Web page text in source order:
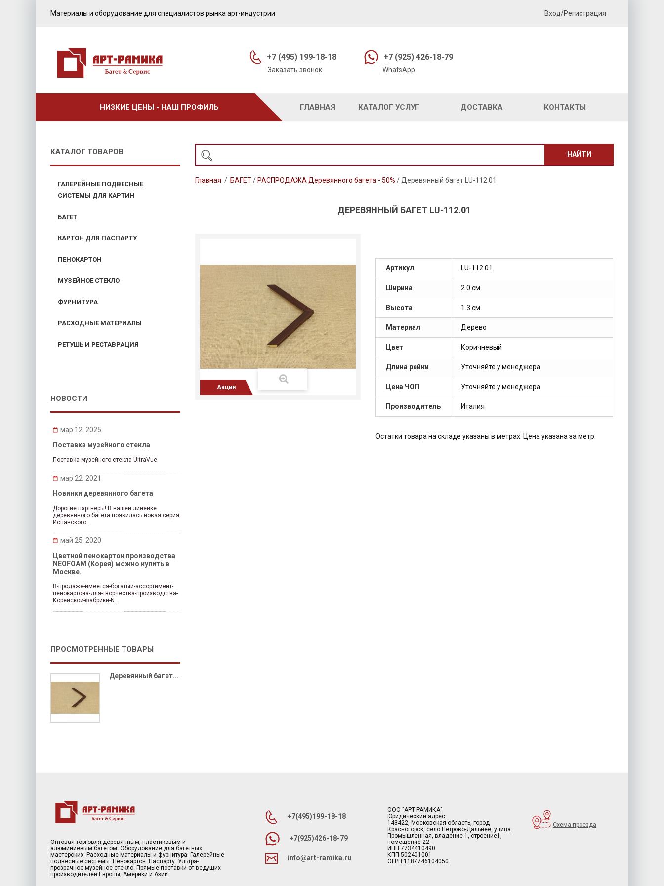
Материалы и оборудование для специалистов рынка арт-индустрии Вход/Регистрация
+7 (495) 199-18-18
Заказать звонок
+7 (925) 426-18-79
WhatsApp
НИЗКИЕ ЦЕНЫ - НАШ ПРОФИЛЬ ГЛАВНАЯ КАТАЛОГ УСЛУГ ДОСТАВКА КОНТАКТЫ
КАТАЛОГ ТОВАРОВ
ГАЛЕРЕЙНЫЕ ПОДВЕСНЫЕ
СИСТЕМЫ ДЛЯ КАРТИН
БАГЕТ
КАРТОН ДЛЯ ПАСПАРТУ
ПЕНОКАРТОН
МУЗЕЙНОЕ СТЕКЛО
ФУРНИТУРА
РАСХОДНЫЕ МАТЕРИАЛЫ
РЕТУШЬ И РЕСТАВРАЦИЯ
НОВОСТИ
мар 12, 2025
Поставка музейного стекла
Поставка-музейного-стекла-UltraVue
мар 22, 2021
Новинки деревянного багета
Дорогие партнеры! В нашей линейке
деревянного багета появилась новая серия
Испанского...
май 25, 2020
Цветной пенокартон производства
NEOFOAM (Корея) можно купить в
Москве.
В-продаже-имеется-богатый-ассортимент-
пенокартона-для-творчества-производства-
Корейской-фабрики-N...
ПРОСМОТРЕННЫЕ ТОВАРЫ
Деревянный багет...
НАЙТИ
Главная / БАГЕТ / РАСПРОДАЖА Деревянного багета - 50% / Деревянный багет LU-112.01
ДЕРЕВЯННЫЙ БАГЕТ LU-112.01
Акция
Артикул LU-112.01
Ширина 2.0 см
Высота 1.3 см
Материал Дерево
Цвет Коричневый
Длина рейки Уточняйте у менеджера
Цена ЧОП Уточняйте у менеджера
Производитель Италия
Остатки товара на складе указаны в метрах. Цена указана за метр.
Оптовая торговля деревянным, пластиковым и
алюминиевым багетом. Оборудование для багетных
мастерских. Расходные материалы и фурнитура. Галерейные
подвесные системы. Пенокартон. Паспарту. Ультра-
прозрачное музейное стекло. Прямые поставки от ведущих
производителей Европы, Америки и Азии.
+7(495)199-18-18
+7(925)426-18-79
info@art-ramika.ru
ООО "АРТ-РАМИКА"
Юридический адрес:
143422, Московская область, город
Красногорск, село Петрово-Дальнее, улица
Промышленная, владение 1, строение1,
помещение 22
ИНН 7734410490
КПП 502401001
ОГРН 1187746104050
Схема проезда